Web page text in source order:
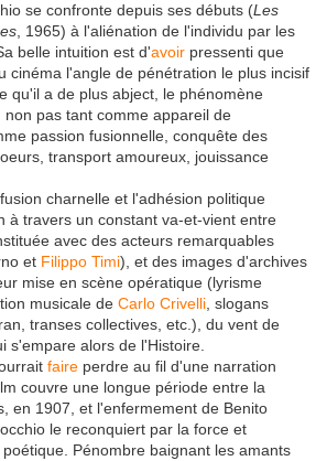
se confronte depuis ses débuts (Les
, 1965) à l'aliénation de l'individu par les
belle intuition est d'avoir pressenti que
cinéma l'angle de pénétration le plus incisif
qu'il a de plus abject, le phénomène
pas tant comme appareil de
passion fusionnelle, conquête des
transport amoureux, jouissance
charnelle et l'adhésion politique
à travers un constant va-et-vient entre
avec des acteurs remarquables
et Filippo Timi), et des images d'archives
mise en scène opératique (lyrisme
musicale de Carlo Crivelli, slogans
transes collectives, etc.), du vent de
s'empare alors de l'Histoire.
faire perdre au fil d'une narration
couvre une longue période entre la
en 1907, et l'enfermement de Benito
le reconquiert par la force et
Pénombre baignant les amants